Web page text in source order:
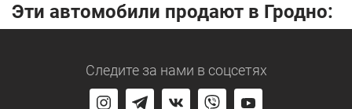
Эти автомобили продают в Гродно:
Следите за нами в соцсетях